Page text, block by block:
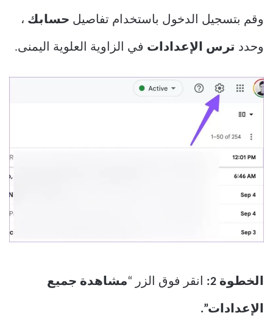
وقم بتسجيل الدخول باستخدام تفاصيل حسابك ،
وحدد ترس الإعدادات في الزاوية العلوية اليمنى.
الخطوة 2: انقر فوق الزر “مشاهدة جميع
الإعدادات”.